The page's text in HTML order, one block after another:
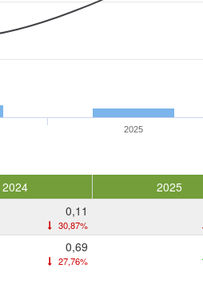
2025
2024
2025
0,11
30,87%
0,69
27,76%